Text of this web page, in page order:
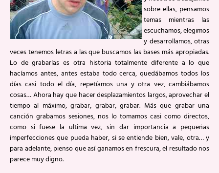
sobre ellas, pensamos
temas mientras las
escuchamos, elegimos
y desarrollamos, otras
veces tenemos letras a las que buscamos las bases más apropiadas.
Lo de grabarlas es otra historia totalmente diferente a lo que
hacíamos antes, antes estaba todo cerca, quedábamos todos los
días casi todo el día, repetíamos una y otra vez, cambiábamos
cosas… Ahora hay que hacer desplazamientos largos, aprovechar el
tiempo al máximo, grabar, grabar, grabar. Más que grabar una
canción grabamos sesiones, nos lo tomamos casi como directos,
como si fuese la ultima vez, sin dar importancia a pequeñas
imperfecciones que pueda haber, si se entiende bien, vale, otra… y
para adelante, pienso que así ganamos en frescura, el resultado nos
parece muy digno.